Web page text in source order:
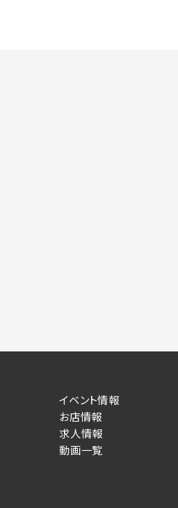
イベント情報
お店情報
求人情報
動画一覧